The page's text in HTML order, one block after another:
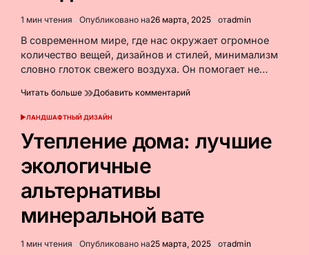
Расчётное
время
чтения
1 мин чтения Опубликовано на26 марта, 2025 отadmin
В современном мире, где нас окружает огромное
количество вещей, дизайнов и стилей, минимализм
словно глоток свежего воздуха. Он помогает не…
Читать больше Добавить комментарийк
стиль
ОПУБЛИКОВАНО
ЛАНДШАФТНЫЙ ДИЗАЙН
Утепление дома: лучшие
экологичные
альтернативы
минеральной вате
Расчётное
1 мин чтения Опубликовано на25 марта, 2025 отadmin